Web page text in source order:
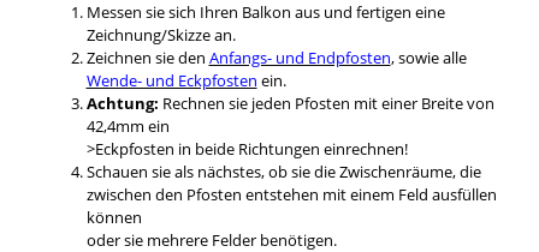
Messen sie sich Ihren Balkon aus und fertigen eine
Zeichnung/Skizze an.
Zeichnen sie den Anfangs- und Endpfosten, sowie alle
Wende- und Eckpfosten ein.
Achtung: Rechnen sie jeden Pfosten mit einer Breite von
42,4mm ein
>Eckpfosten in beide Richtungen einrechnen!
Schauen sie als nächstes, ob sie die Zwischenräume, die
zwischen den Pfosten entstehen mit einem Feld ausfüllen
können
oder sie mehrere Felder benötigen.